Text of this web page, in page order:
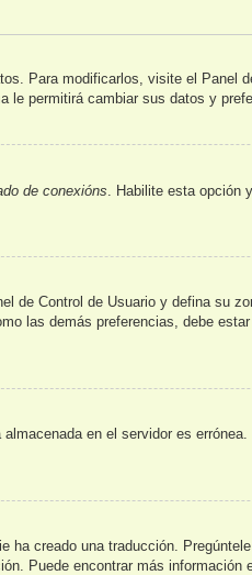
Para modificarlos, visite el Panel
le permitirá cambiar sus datos y
de conexións . Habilite esta opción
de Control de Usuario y defina su
las demás preferencias, debe
en el servidor es
ha creado una traducción.
Puede encontrar más información